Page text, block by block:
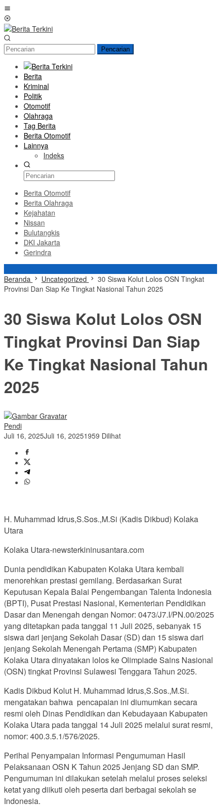
Loncat
ke
konten
Pencarian
Berita
Kriminal
Politik
Otomotif
Olahraga
Tag Berita
Berita Otomotif
Lainnya
Indeks
Berita Otomotif
Berita Olahraga
Kejahatan
Nissan
Bulutangkis
DKI Jakarta
Gerindra
Beranda
Uncategorized
30 Siswa Kolut Lolos OSN Tingkat
Provinsi Dan Siap Ke Tingkat Nasional Tahun 2025
30 Siswa Kolut Lolos OSN
Tingkat Provinsi Dan Siap
Ke Tingkat Nasional Tahun
2025
Pendi
Juli 16, 2025Juli 16, 20251959 Dilihat
H. Muhammad Idrus,S.Sos.,M.Si (Kadis Dikbud) Kolaka
Utara
Kolaka Utara-newsterkininusantara.com
Dunia pendidikan Kabupaten Kolaka Utara kembali
menorehkan prestasi gemilang. Berdasarkan Surat
Keputusan Kepala Balai Pengembangan Talenta Indonesia
(BPTI), Pusat Prestasi Nasional, Kementerian Pendidikan
Dasar dan Menengah dengan Nomor: 0473/J7.I/PN.00/2025
yang ditetapkan pada tanggal 11 Juli 2025, sebanyak 15
siswa dari jenjang Sekolah Dasar (SD) dan 15 siswa dari
jenjang Sekolah Menengah Pertama (SMP) Kabupaten
Kolaka Utara dinyatakan lolos ke Olimpiade Sains Nasional
(OSN) tingkat Provinsi Sulawesi Tenggara Tahun 2025.
Kadis Dikbud Kolut H. Muhammad Idrus,S.Sos.,M.Si.
mengatakan bahwa pencapaian ini diumumkan secara
resmi oleh Dinas Pendidikan dan Kebudayaan Kabupaten
Kolaka Utara pada tanggal 14 Juli 2025 melalui surat resmi,
nomor: 400.3.5.1/576/2025.
Perihal Penyampaian Informasi Pengumuman Hasil
Pelaksanaan OSN K Tahun 2025 Jenjang SD dan SMP.
Pengumuman ini dilakukan setelah melalui proses seleksi
ketat yang diikuti oleh peserta dari berbagai sekolah se
Indonesia.